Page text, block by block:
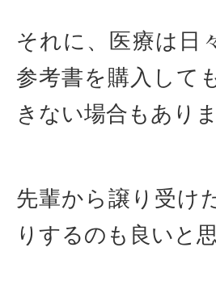
それに、医療は日
参考書を購入して
きない場合もありま
先輩から譲り受け
りするのも良いと